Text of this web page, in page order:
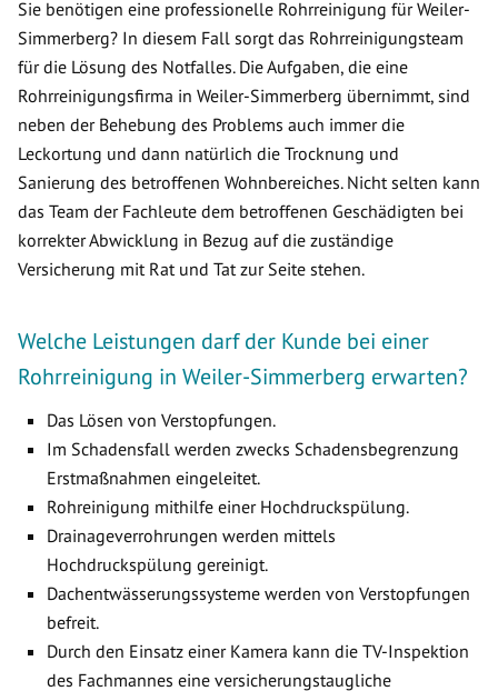
Sie benötigen eine professionelle Rohrreinigung für Weiler-
Simmerberg? In diesem Fall sorgt das Rohrreinigungsteam
für die Lösung des Notfalles. Die Aufgaben, die eine
Rohrreinigungsfirma in Weiler-Simmerberg übernimmt, sind
neben der Behebung des Problems auch immer die
Leckortung und dann natürlich die Trocknung und
Sanierung des betroffenen Wohnbereiches. Nicht selten kann
das Team der Fachleute dem betroffenen Geschädigten bei
korrekter Abwicklung in Bezug auf die zuständige
Versicherung mit Rat und Tat zur Seite stehen.
Welche Leistungen darf der Kunde bei einer
Rohrreinigung in Weiler-Simmerberg erwarten?
Das Lösen von Verstopfungen.
Im Schadensfall werden zwecks Schadensbegrenzung
Erstmaßnahmen eingeleitet.
Rohreinigung mithilfe einer Hochdruckspülung.
Drainageverrohrungen werden mittels
Hochdruckspülung gereinigt.
Dachentwässerungssysteme werden von Verstopfungen
befreit.
Durch den Einsatz einer Kamera kann die TV-Inspektion
des Fachmannes eine versicherungstaugliche